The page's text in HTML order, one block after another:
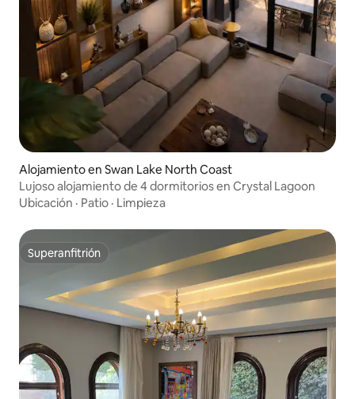
Alojamiento en Swan Lake North Coast
Lujoso alojamiento de 4 dormitorios en Crystal Lagoon
Ubicación · Patio · Limpieza
Superanfitrión
Superanfitrión